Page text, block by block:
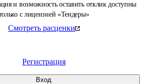
и возможность оставить отклик доступны
с лицензией «Тендеры»
Смотреть расценки
Регистрация
Вход